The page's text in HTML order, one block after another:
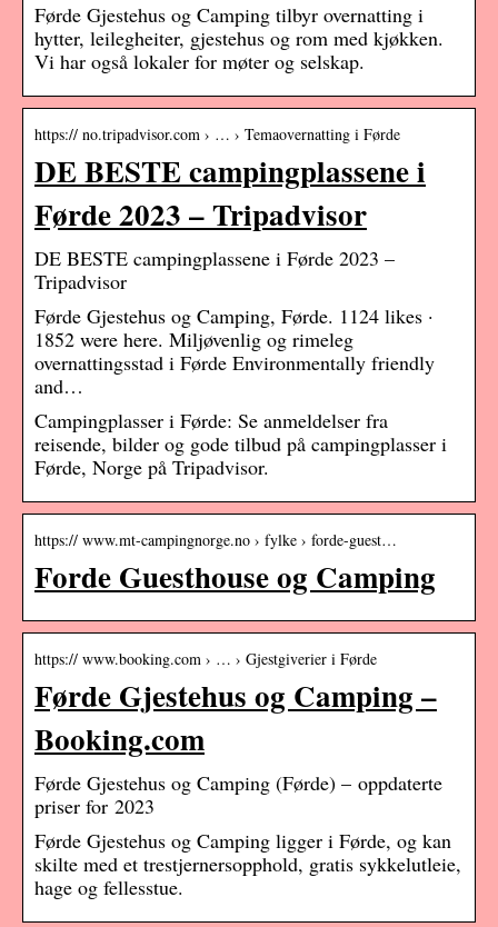
Førde Gjestehus og Camping tilbyr overnatting i
hytter, leilegheiter, gjestehus og rom med kjøkken.
Vi har også lokaler for møter og selskap.
https:// no.tripadvisor.com › … › Temaovernatting i Førde
DE BESTE campingplassene i
Førde 2023 – Tripadvisor
DE BESTE campingplassene i Førde 2023 –
Tripadvisor
Førde Gjestehus og Camping, Førde. 1124 likes ·
1852 were here. Miljøvenlig og rimeleg
overnattingsstad i Førde Environmentally friendly
and…
Campingplasser i Førde: Se anmeldelser fra
reisende, bilder og gode tilbud på campingplasser i
Førde, Norge på Tripadvisor.
https:// www.mt-campingnorge.no › fylke › forde-guest…
Forde Guesthouse og Camping
https:// www.booking.com › … › Gjestgiverier i Førde
Førde Gjestehus og Camping –
Booking.com
Førde Gjestehus og Camping (Førde) – oppdaterte
priser for 2023
Førde Gjestehus og Camping ligger i Førde, og kan
skilte med et trestjernersopphold, gratis sykkelutleie,
hage og fellesstue.